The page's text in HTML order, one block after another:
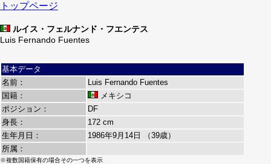
トップページ
ルイス・フェルナンド・フエンテス
Luis Fernando Fuentes
基本データ
名前：
Luis Fernando Fuentes
国籍：
メキシコ
ポジション：
DF
身長：
172 cm
生年月日：
1986年9月14日 （39歳）
所属：
※複数国籍保有の場合その一つを表示